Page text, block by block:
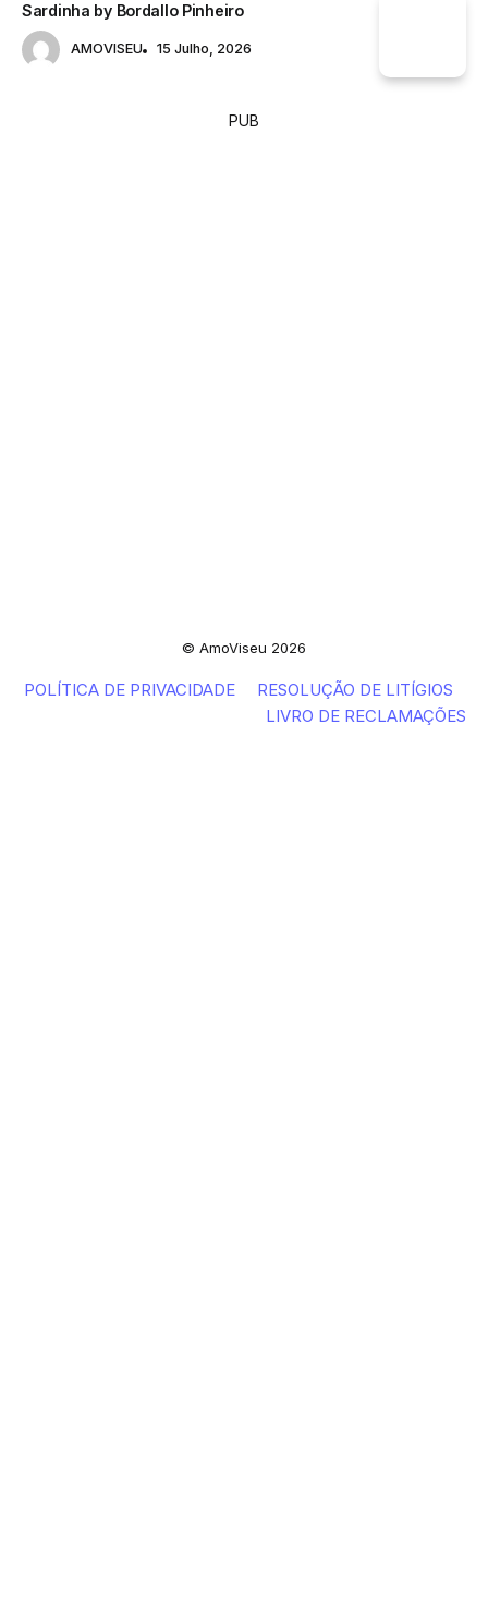
Sardinha by Bordallo Pinheiro
AMOVISEU 15 Julho, 2026
PUB
© AmoViseu 2026
POLÍTICA DE PRIVACIDADE
RESOLUÇÃO DE LITÍGIOS
LIVRO DE RECLAMAÇÕES